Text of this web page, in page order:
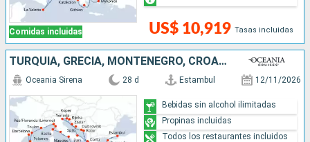
Comidas incluidas US$ 10,919 Tasas incluidas
TURQUÍA, GRECIA, MONTENEGRO, CROACIA, ESLOVENIA, MALTA, ITALIA, FRANCIA, ESPAÑA
Oceania Sirena 28 d Estambul 12/11/2026
Bebidas sin alcohol ilimitadas
Propinas incluidas
Todos los restaurantes incluidos